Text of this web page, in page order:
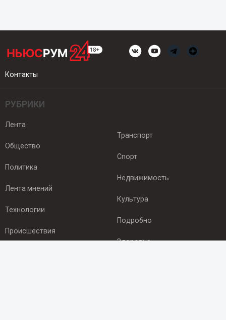
Контакты
РУБРИКИ
Лента
Общество
Политика
Лента мнений
Технологии
Происшествия
Транспорт
Спорт
Недвижимость
Культура
Подробно
Здоровье